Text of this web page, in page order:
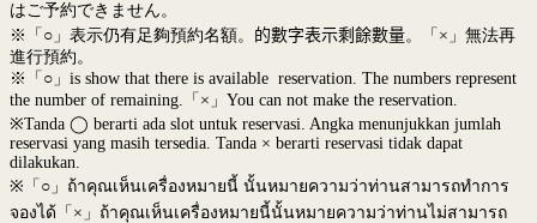
はご予約できません。
※「○」表示仍有足夠預約名額。 的數字表示剩餘數量。「×」無法再
進行預約。
※「○」is show that there is available reservation. The numbers represent
the number of remaining.「×」You can not make the reservation.
※Tanda ◯ berarti ada slot untuk reservasi. Angka menunjukkan jumlah
reservasi yang masih tersedia. Tanda × berarti reservasi tidak dapat
dilakukan.
※ 「○」ถ้าคุณเห็นเครื่องหมายนี้ นั้นหมายความว่าท่านสามารถทำการ
จองได้「×」ถ้าคุณเห็นเครื่องหมายนี้นั้นหมายความว่าท่านไม่สามารถ